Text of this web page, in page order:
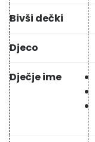
Bivši dečki
Djeco
Dječje ime